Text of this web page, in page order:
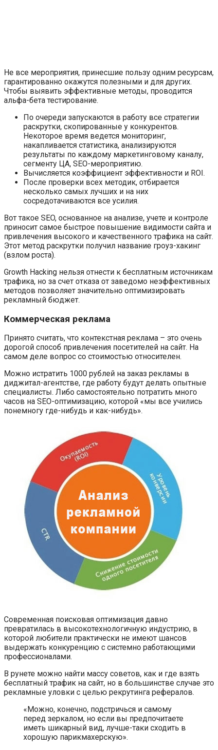
Не все мероприятия, принесшие пользу одним ресурсам,
гарантированно окажутся полезными и для других.
Чтобы выявить эффективные методы, проводится
альфа-бета тестирование.
По очереди запускаются в работу все стратегии
раскрутки, скопированные у конкурентов.
Некоторое время ведется мониторинг,
накапливается статистика, анализируются
результаты по каждому маркетинговому каналу,
сегменту ЦА, SEO-мероприятию.
Вычисляется коэффициент эффективности и ROI.
После проверки всех методик, отбирается
несколько самых лучших и на них
сосредотачиваются все усилия.
Вот такое SEO, основанное на анализе, учете и контроле
приносит самое быстрое повышение видимости сайта и
привлечения высокого и качественного трафика на сайт.
Этот метод раскрутки получил название гроуз-хакинг
(взлом роста).
Growth Hacking нельзя отнести к бесплатным источникам
трафика, но за счет отказа от заведомо неэффективных
методов позволяет значительно оптимизировать
рекламный бюджет.
Коммерческая реклама
Принято считать, что контекстная реклама – это очень
дорогой способ привлечения посетителей на сайт. На
самом деле вопрос со стоимостью относителен.
Можно истратить 1000 рублей на заказ рекламы в
диджитал-агентстве, где работу будут делать опытные
специалисты. Либо самостоятельно потратить много
часов на SEO-оптимизацию, которой «мы все учились
понемногу где-нибудь и как-нибудь».
Современная поисковая оптимизация давно
превратилась в высокотехнологичную индустрию, в
которой любители практически не имеют шансов
выдержать конкуренцию с системно работающими
профессионалами.
В рунете можно найти массу советов, как и где взять
бесплатный трафик на сайт, но в большинстве случае это
рекламные уловки с целью рекрутинга рефералов.
«Можно, конечно, подстричься и самому
перед зеркалом, но если вы предпочитаете
иметь шикарный вид, лучше-таки сходить в
хорошую парикмахерскую».